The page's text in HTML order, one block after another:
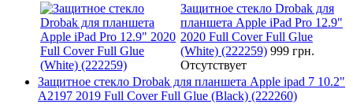
Защитное стекло Drobak для
планшета Apple iPad Pro 12.9"
2020 Full Cover Full Glue
(White) (222259) 999 грн.
Отсутствует
Защитное стекло Drobak для планшета Apple ipad 7 10.2"
A2197 2019 Full Cover Full Glue (Black) (222260)